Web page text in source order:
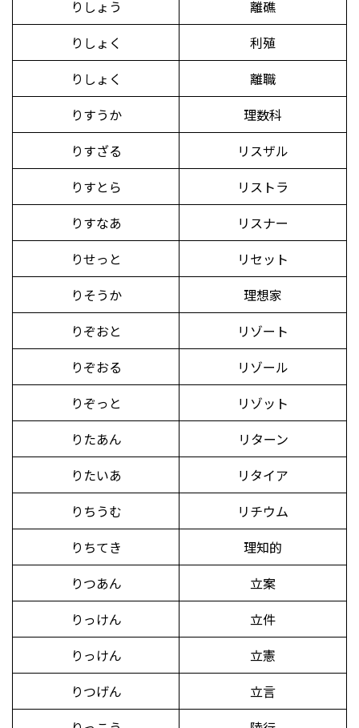
りしょう
離礁
りしょく
利殖
りしょく
離職
りすうか
理数科
りすざる
リスザル
りすとら
リストラ
りすなあ
リスナー
りせっと
リセット
りそうか
理想家
りぞおと
リゾート
りぞおる
リゾール
りぞっと
リゾット
りたあん
リターン
りたいあ
リタイア
りちうむ
リチウム
りちてき
理知的
りつあん
立案
りっけん
立件
りっけん
立憲
りつげん
立言